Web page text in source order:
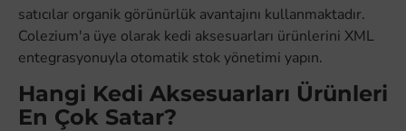
satıcılar organik görünürlük avantajını kullanmaktadır.
Colezium'a üye olarak kedi aksesuarları ürünlerini XML
entegrasyonuyla otomatik stok yönetimi yapın.
Hangi Kedi Aksesuarları Ürünleri
En Çok Satar?